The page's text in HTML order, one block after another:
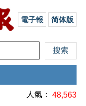
電子報 简体版
人氣： 48,563